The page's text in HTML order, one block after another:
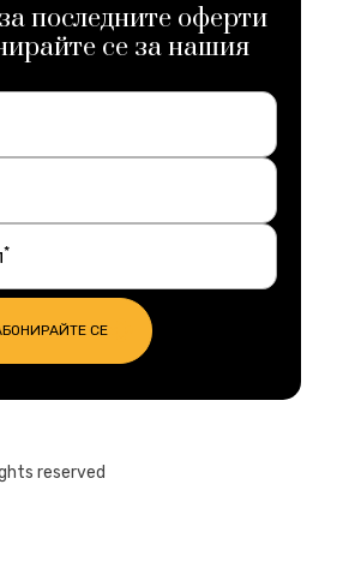
последните оферти
се за нашия
*
СЕ
reserved